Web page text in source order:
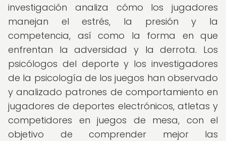
investigación analiza cómo los jugadores
manejan el estrés, la presión y la
competencia, así como la forma en que
enfrentan la adversidad y la derrota. Los
psicólogos del deporte y los investigadores
de la psicología de los juegos han observado
y analizado patrones de comportamiento en
jugadores de deportes electrónicos, atletas y
competidores en juegos de mesa, con el
objetivo de comprender mejor las